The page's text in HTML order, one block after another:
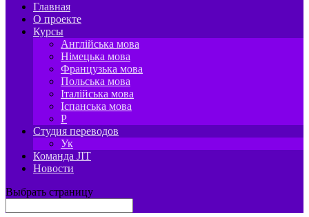
Главная
О проекте
Курсы
Англійська мова
Німецька мова
Французька мова
Польська мова
Італійська мова
Іспанська мова
P
Студия переводов
Ук
Команда JIT
Новости
Выбрать страницу